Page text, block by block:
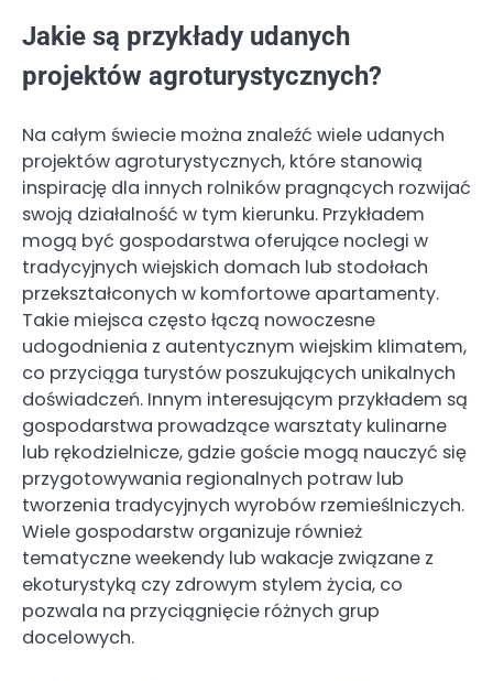
Jakie są przykłady udanych
projektów agroturystycznych?
Na całym świecie można znaleźć wiele udanych
projektów agroturystycznych, które stanowią
inspirację dla innych rolników pragnących rozwijać
swoją działalność w tym kierunku. Przykładem
mogą być gospodarstwa oferujące noclegi w
tradycyjnych wiejskich domach lub stodołach
przekształconych w komfortowe apartamenty.
Takie miejsca często łączą nowoczesne
udogodnienia z autentycznym wiejskim klimatem,
co przyciąga turystów poszukujących unikalnych
doświadczeń. Innym interesującym przykładem są
gospodarstwa prowadzące warsztaty kulinarne
lub rękodzielnicze, gdzie goście mogą nauczyć się
przygotowywania regionalnych potraw lub
tworzenia tradycyjnych wyrobów rzemieślniczych.
Wiele gospodarstw organizuje również
tematyczne weekendy lub wakacje związane z
ekoturystyką czy zdrowym stylem życia, co
pozwala na przyciągnięcie różnych grup
docelowych.